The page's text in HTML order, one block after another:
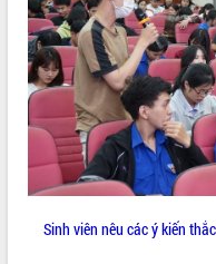
Sinh viên nêu các ý kiến